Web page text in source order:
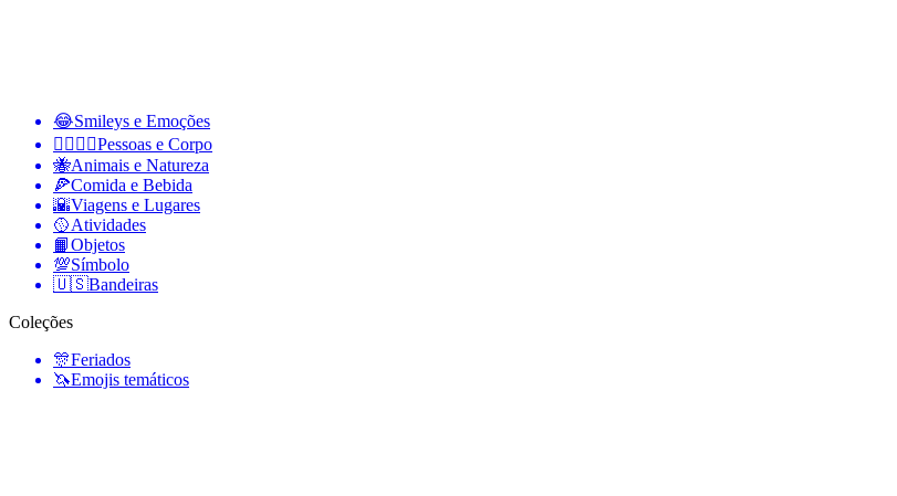
😂Smileys e Emoções
👩‍❤️‍💋‍👨Pessoas e Corpo
🐝Animais e Natureza
🍕Comida e Bebida
🌇Viagens e Lugares
🥎Atividades
📙Objetos
💯Símbolo
🇺🇸Bandeiras
Coleções
🎊Feriados
🦄Emojis temáticos